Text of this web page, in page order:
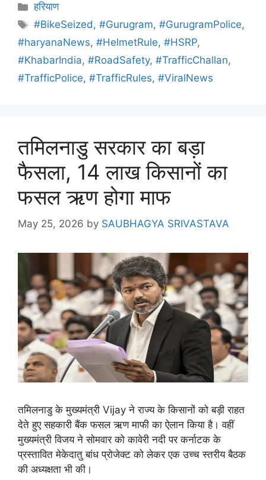
हरियाण
#BikeSeized,#Gurugram,#GurugramPolice,
#haryanaNews, #HelmetRule, #HSRP,
#KhabarIndia, #RoadSafety, #TrafficChallan,
#TrafficPolice, #TrafficRules, #ViralNews
तमिलनाडु सरकार का बड़ा
फैसला, 14 लाख किसानों का
फसल ऋण होगा माफ
May 25, 2026 by SAUBHAGYA SRIVASTAVA
तमिलनाडु के मुख्यमंत्री Vijay ने राज्य के किसानों को बड़ी राहत
देते हुए सहकारी बैंक फसल ऋण माफी का ऐलान किया है। वहीं
मुख्यमंत्री विजय ने सोमवार को कावेरी नदी पर कर्नाटक के
प्रस्तावित मेकेदातु बांध प्रोजेक्ट को लेकर एक उच्च स्तरीय बैठक
की अध्यक्षता भी की।